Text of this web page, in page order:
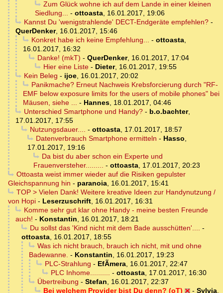
Zum Glück wohne ich auf dem Lande in einer kleinen
Siedlung... - ottoasta, 16.01.2017, 19:06
Kannst Du 'wenigstrahlende' DECT-Endgeräte empfehlen?-
QuerDenker, 16.01.2017, 15:46
Konkret habe ich keine Empfehlung... - ottoasta,
16.01.2017, 16:32
Danke! (mkT) - QuerDenker, 16.01.2017, 17:04
Hier eine Liste- Dieter, 16.01.2017, 19:55
Kein Beleg - ijoe, 16.01.2017, 20:02
Panikmache? Erneut Nachweis Krebsforcierung durch "RF-
EMF below exposure limits for the users of mobile phones" bei
Mäusen, siehe ... - Hannes, 18.01.2017, 04:46
Unterschied Smartphone und Handy?- b.o.bachter,
17.01.2017, 17:55
Nutzungsdauer.... - ottoasta, 17.01.2017, 18:57
Datenverbrauch Smartphone ermitteln - Hasso,
17.01.2017, 19:16
Da bist du aber schon ein Experte und
Frauenversteher......... - ottoasta, 17.01.2017, 20:23
Ottoasta weist immer wieder auf die Risiken gepulster
Gleichspannung hin - paranoia, 16.01.2017, 15:41
TOP > Vielen Dank! Weitere kreative Ideen zur Handynutzung /
von Hopi - Leserzuschrift, 16.01.2017, 16:31
Komme sehr gut klar ohne Handy - meine besten Freunde
auch! - Konstantin, 16.01.2017, 18:21
Du sollst das 'Kind nicht mit dem Bade ausschütten'.... -
ottoasta, 16.01.2017, 18:55
Was ich nicht brauch, brauch ich nicht, mit und ohne
Badewanne. - Konstantin, 16.01.2017, 19:23
PLC-Strahlung - EfÃ­mera, 16.01.2017, 22:47
PLC Inhome.......... - ottoasta, 17.01.2017, 16:30
Übertreibung - Stefan, 16.01.2017, 22:37
Bei welchem Provider bist Du denn? (oT)
- Sylvia,